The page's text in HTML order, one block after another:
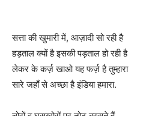
सत्ता की खुमारी में, आज़ादी सो रही है
हड़ताल क्यों है इसकी पड़ताल हो रही है
लेकर के कर्ज़ खाओ यह फर्ज़ है तुम्हारा
सारे जहाँ से अच्छा है इंडिया हमारा.